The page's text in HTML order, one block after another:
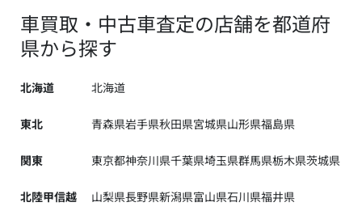
車買取・中古車査定の店舗を都道府
県から探す
北海道 北海道
東北 青森県岩手県秋田県宮城県山形県福島県
関東 東京都神奈川県千葉県埼玉県群馬県栃木県茨城県
北陸甲信越 山梨県長野県新潟県富山県石川県福井県